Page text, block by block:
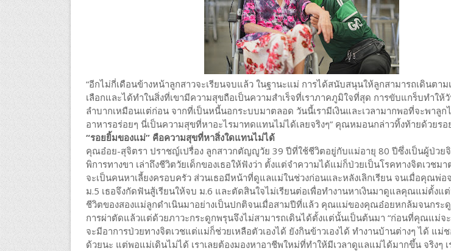
“อีกไม่กี่เดือนข้างหน้าลูกสาวจะเรียนจบแล้ว ในฐานะแม่ การได้สนับสนุนให้ลูกสามารถเดินตาม
เลือกและได้ทำในสิ่งที่เขามีความสุขถือเป็นความสำเร็จที่เราภาคภูมิใจที่สุด การขับแกร็บทำให้
ลำบากเหมือนแต่ก่อน จากที่เป็นหนี้นอกระบบมาตลอด วันนี้เรามีเงินและเวลามากพอที่จะพาลูก
อาหารอร่อยๆ นี่เป็นความสุขที่หาอะไรมาทดแทนไม่ได้เลยจริงๆ” คุณหมอนกล่าวทิ้งท้ายด้วยรอ
“รอยยิ้มของแม่” คือความสุขที่หาสิ่งใดแทนไม่ได้
คุณอ๋อย-สุจิตรา ปราชญ์เปรื่อง ลูกสาวกตัญญูวัย 39 ปีที่ใช้ชีวิตอยู่กับแม่อายุ 80 ปีซึ่งเป็นผู้ป่วย
พิการทางขา เล่าถึงชีวิตวัยเด็กของเธอให้ฟังว่า ตั้งแต่จำความได้แม่ก็ป่วยเป็นโรคทางจิตเวชม
จะเป็นคนหาเลี้ยงครอบครัว ส่วนเธอมีหน้าที่ดูแลแม่ในช่วงก่อนและหลังเลิกเรียน จนเมื่อคุณพ่อ
ม.5 เธอจึงกัดฟันสู้เรียนให้จบ ม.6 และตัดสินใจไม่เรียนต่อเพื่อทำงานหาเงินมาดูแลคุณแม่ตั้งแ
ชีวิตของสองแม่ลูกดำเนินมาอย่างเป็นปกติจนเมื่อสามปีที่แล้ว คุณแม่ของคุณอ๋อยหกล้มจนกระ
การผ่าตัดแล้วแต่ด้วยภาวะกระดูกพรุนจึงไม่สามารถเดินได้ตั้งแต่นั้นเป็นต้นมา “ก่อนที่คุณแม่จ
จะมีอาการป่วยทางจิตเวชแต่แม่ก็ช่วยเหลือตัวเองได้ ยังกินข้าวเองได้ ทำงานบ้านต่างๆ ได้ แม่
ด้วยนะ แต่พอแม่เดินไม่ได้ เราเลยต้องมองหาอาชีพใหม่ที่ทำให้มีเวลาดูแลแม่ได้มากขึ้น จริงๆ เ